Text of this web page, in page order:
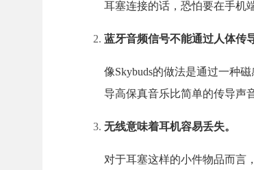
耳塞连接的话，恐怕要在手机
蓝牙音频信号不能通过人体传导
像Skybuds的做法是通过一种
导高保真音乐比简单的传导声
无线意味着耳机容易丢失。
对于耳塞这样的小件物品而言